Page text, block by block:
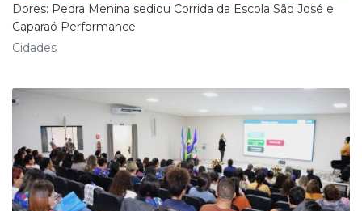
Dores: Pedra Menina sediou Corrida da Escola São José e
Caparaó Performance
Cidades